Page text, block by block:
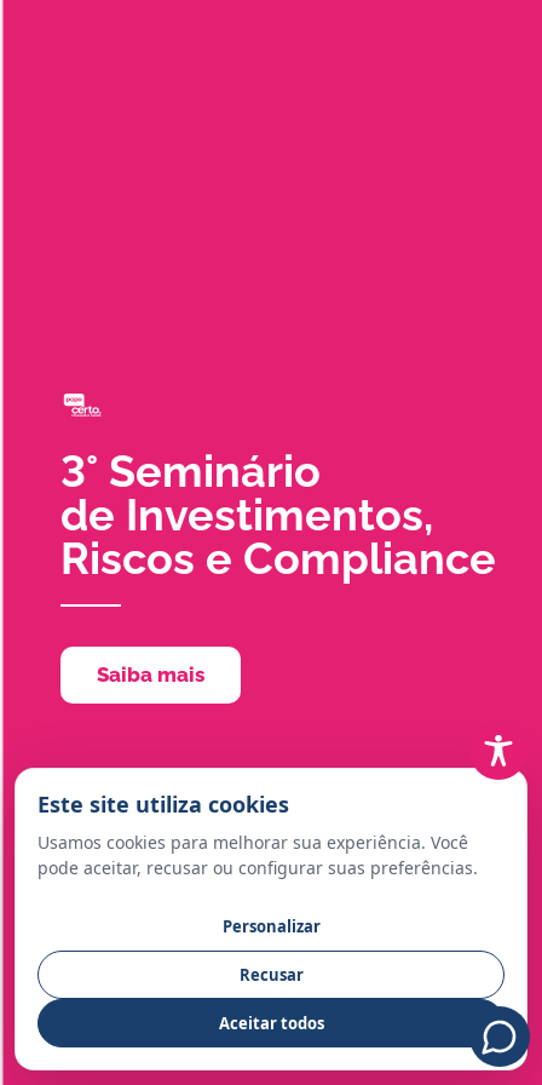
3° Seminário
de Investimentos,
Riscos e Compliance
Saiba mais
Este site utiliza cookies
Usamos cookies para melhorar sua experiência. Você
pode aceitar, recusar ou configurar suas preferências.
Personalizar
Recusar
Aceitar todos